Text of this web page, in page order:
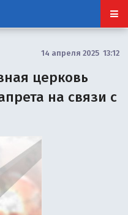
14 апреля 2025 13:12
церковь
на связи с